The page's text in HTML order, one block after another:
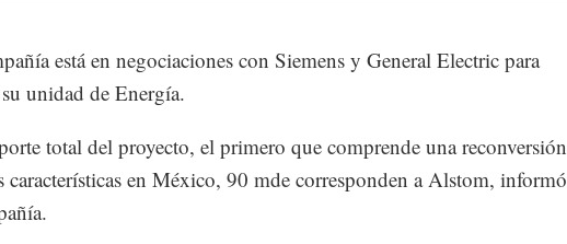
está en negociaciones con Siemens y General Electric para
unidad de Energía.
total del proyecto, el primero que comprende una reconversión
características en México, 90 mde corresponden a Alstom, informó